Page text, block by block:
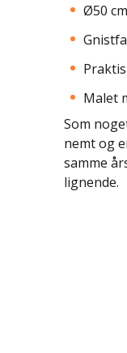
Ø50
Malet
Som
nemt og
samme
lignende.